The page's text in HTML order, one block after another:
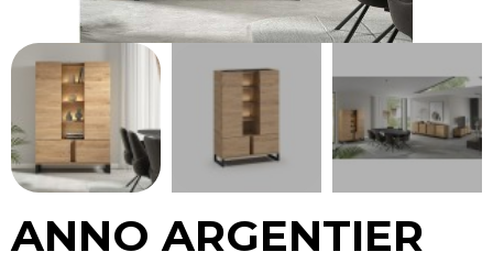
ANNO ARGENTIER